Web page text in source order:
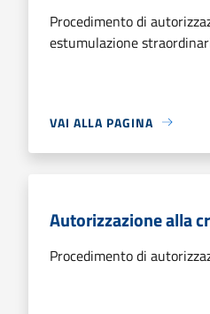
Procedimento di
estumulazione
VAI ALLA PAGINA
Autorizzazione alla
Procedimento di